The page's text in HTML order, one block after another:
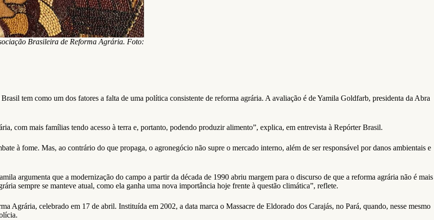
Brasileira de Reforma Agrária. Foto:
tem como um dos fatores a falta de uma política consistente de reforma agrária. A avaliação é de Yamila Goldfarb, presidenta da Abra
com mais famílias tendo acesso à terra e, portanto, podendo produzir alimento”, explica, em entrevista à Repórter Brasil.
à fome. Mas, ao contrário do que propaga, o agronegócio não supre o mercado interno, além de ser responsável por danos ambientais e
argumenta que a modernização do campo a partir da década de 1990 abriu margem para o discurso de que a reforma agrária não é mais
sempre se manteve atual, como ela ganha uma nova importância hoje frente à questão climática”, reflete.
Agrária, celebrado em 17 de abril. Instituída em 2002, a data marca o Massacre de Eldorado dos Carajás, no Pará, quando, nesse mesmo